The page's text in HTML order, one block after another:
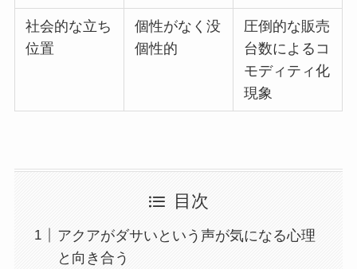
社会的な立ち
位置
個性がなく没
個性的
圧倒的な販売
台数によるコ
モディティ化
現象
目次
アクアがダサいという声が気になる心理
と向き合う